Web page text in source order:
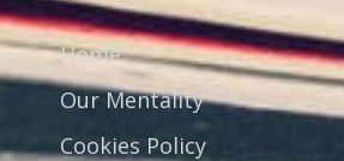
Home
Our Mentality
Cookies Policy